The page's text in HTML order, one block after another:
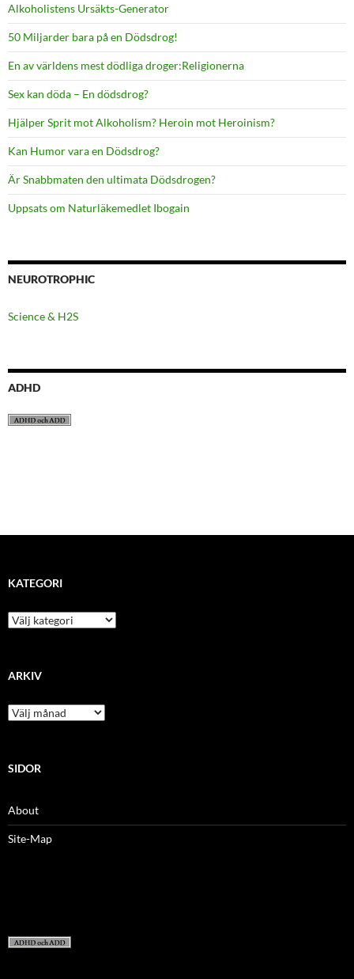
Alkoholistens Ursäkts-Generator
50 Miljarder bara på en Dödsdrog!
En av världens mest dödliga droger:Religionerna
Sex kan döda – En dödsdrog?
Hjälper Sprit mot Alkoholism? Heroin mot Heroinism?
Kan Humor vara en Dödsdrog?
Är Snabbmaten den ultimata Dödsdrogen?
Uppsats om Naturläkemedlet Ibogain
NEUROTROPHIC
Science & H2S
ADHD
KATEGORI
kategori
ARKIV
arkiv
SIDOR
About
Site-Map